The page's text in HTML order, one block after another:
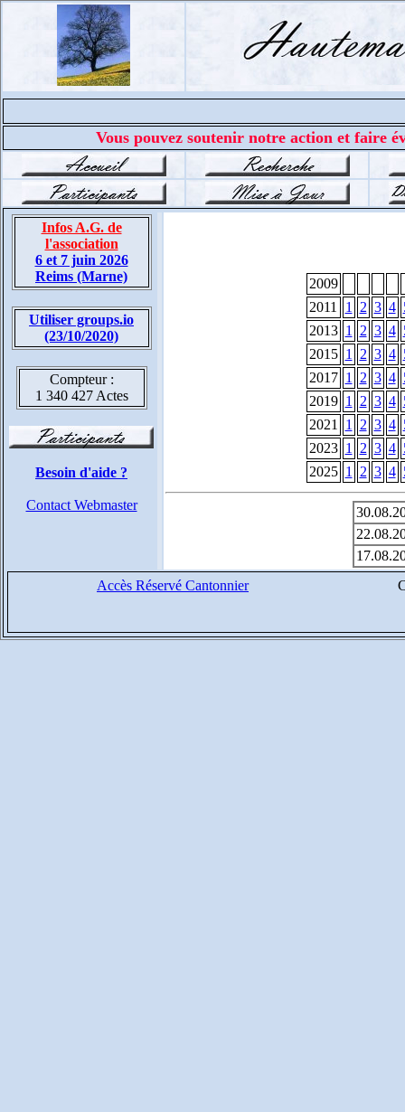
Vous pouvez soutenir notre action et faire
Infos A.G. de
l'association
6 et 7 juin 2026
Reims (Marne)
Utiliser groups.io
(23/10/2020)
Compteur :
1 340 427 Actes
Besoin d'aide ?
Contact Webmaster
2009
2011
1 2 3 4
2013 1 2 3 4
2015 1 2 3 4
2017 1 2 3 4
2019 1 2 3 4
2021
1 2 3 4
2023 1 2 3 4
2025 1 2 3 4
Accès Réservé Cantonnier